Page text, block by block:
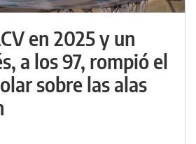
en 2025 y un
a los 97, rompió el
sobre las alas